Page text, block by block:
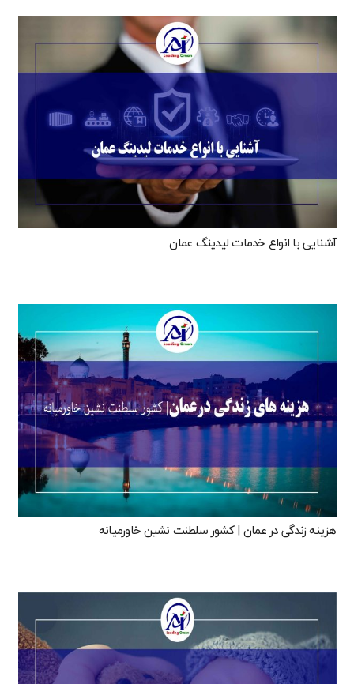
آشنایی با انواع خدمات لیدینگ عمان
هزینه‌ زندگی در عمان | کشور سلطنت نشین خاورمیانه